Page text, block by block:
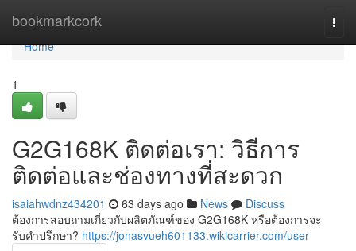
bookmarkcork
Home
Home
1
G2G168K ติดต่อเรา: วิธีการ
ติดต่อและช่องทางที่สะดวก
isaiahwdnz434201 63 days ago News
Discuss
ต้องการสอบถามเกี่ยวกับผลิตภัณฑ์ของ G2G168K หรือต้องการจะ
รับคำปรึกษา? https://jonasvueh601133.wikicarrier.com/user